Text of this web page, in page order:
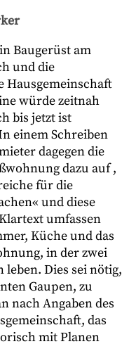
Baugerüst am
und die
Hausgemeinschaft
würde zeitnah
bis jetzt ist
einem Schreiben
dagegen die
dazu auf ,
für die
und diese
umfassen
Küche und das
in der zwei
Dies sei nötig,
Gaupen, zu
nach Angaben des
das
mit Planen